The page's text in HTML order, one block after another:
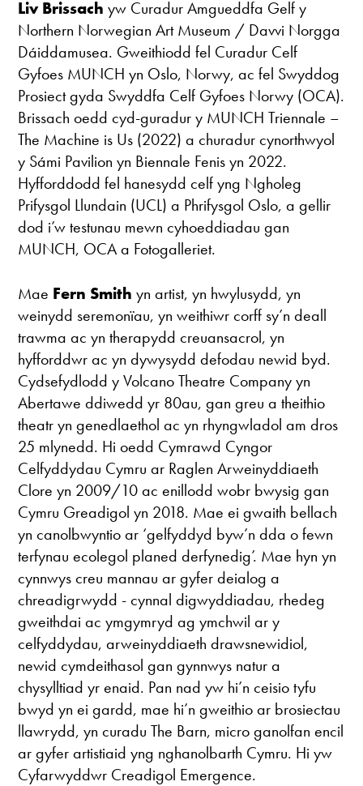
Liv Brissach yw Curadur Amgueddfa Gelf y
Northern Norwegian Art Museum / Davvi Norgga
Dáiddamusea. Gweithiodd fel Curadur Celf
Gyfoes MUNCH yn Oslo, Norwy, ac fel Swyddog
Prosiect gyda Swyddfa Celf Gyfoes Norwy (OCA).
Brissach oedd cyd-guradur y MUNCH Triennale –
The Machine is Us (2022) a churadur cynorthwyol
y Sámi Pavilion yn Biennale Fenis yn 2022.
Hyfforddodd fel hanesydd celf yng Ngholeg
Prifysgol Llundain (UCL) a Phrifysgol Oslo, a gellir
dod i’w testunau mewn cyhoeddiadau gan
MUNCH, OCA a Fotogalleriet.
Mae Fern Smith yn artist, yn hwylusydd, yn
weinydd seremonïau, yn weithiwr corff sy’n deall
trawma ac yn therapydd creuansacrol, yn
hyfforddwr ac yn dywysydd defodau newid byd.
Cydsefydlodd y Volcano Theatre Company yn
Abertawe ddiwedd yr 80au, gan greu a theithio
theatr yn genedlaethol ac yn rhyngwladol am dros
25 mlynedd. Hi oedd Cymrawd Cyngor
Celfyddydau Cymru ar Raglen Arweinyddiaeth
Clore yn 2009/10 ac enillodd wobr bwysig gan
Cymru Greadigol yn 2018. Mae ei gwaith bellach
yn canolbwyntio ar ‘gelfyddyd byw’n dda o fewn
terfynau ecolegol planed derfynedig’. Mae hyn yn
cynnwys creu mannau ar gyfer deialog a
chreadigrwydd - cynnal digwyddiadau, rhedeg
gweithdai ac ymgymryd ag ymchwil ar y
celfyddydau, arweinyddiaeth drawsnewidiol,
newid cymdeithasol gan gynnwys natur a
chysylltiad yr enaid. Pan nad yw hi’n ceisio tyfu
bwyd yn ei gardd, mae hi’n gweithio ar brosiectau
llawrydd, yn curadu The Barn, micro ganolfan encil
ar gyfer artistiaid yng nghanolbarth Cymru. Hi yw
Cyfarwyddwr Creadigol Emergence.